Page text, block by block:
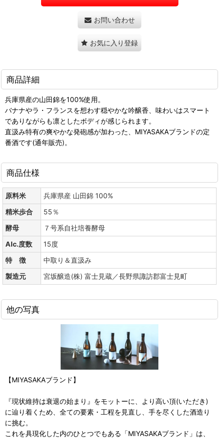
お問い合わせ
お気に入り登録
商品詳細
兵庫県産の山田錦を100%使用。
バナナやラ・フランスを想わす穏やかな吟醸香、味わいはスマート
でありながらも凛としたボディが感じられます。
直汲み特有の爽やかな発砲感が加わった、MIYASAKAブランドの定
番酒です(通年販売)。
商品仕様
原料米
兵庫県産 山田錦 100%
精米歩合
55％
酵母
７号系自社培養酵母
Alc.度数
15度
特 徴
中取り＆直汲み
製造元
宮坂醸造(株) 富士見蔵／長野県諏訪郡富士見町
他の写真
【MIYASAKAブランド】
『現状維持は衰退の始まり』をモットーに、より高い頂(いただき)
に辿り着くため、全ての要素・工程を見直し、手を尽くした酒造り
に挑む。
これを具現化した内のひとつでもある「MIYASAKAブランド」は、